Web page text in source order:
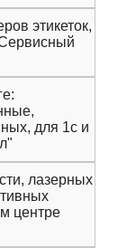
этикеток,
для 1с и
лазерных
центре